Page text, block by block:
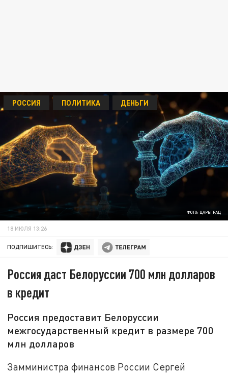
ФОТО: ЦАРЬГРАД
РОССИЯ ПОЛИТИКА ДЕНЬГИ
18 ИЮЛЯ 13:26
ПОДПИШИТЕСЬ:
Россия даст Белоруссии 700 млн долларов
в кредит
Россия предоставит Белоруссии
межгосударственный кредит в размере 700
млн долларов
Замминистра финансов России Сергей